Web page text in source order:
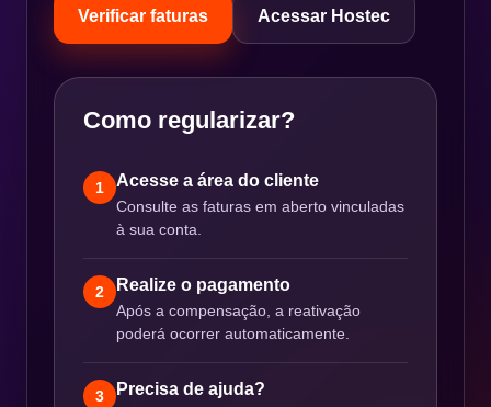
Verificar faturas Acessar Hostec
Como regularizar?
1 Acesse a área do cliente
Consulte as faturas em aberto vinculadas
à sua conta.
2 Realize o pagamento
Após a compensação, a reativação
poderá ocorrer automaticamente.
3 Precisa de ajuda?